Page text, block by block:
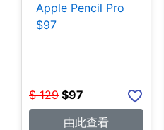
Apple Pencil Pro
$97
$ 129 $97
由此查看